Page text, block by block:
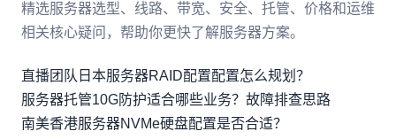
精选服务器选型、线路、带宽、安全、托管、价格和运维
相关核心疑问，帮助你更快了解服务器方案。
直播团队日本服务器RAID配置配置怎么规划？
服务器托管10G防护适合哪些业务？故障排查思路
南美香港服务器NVMe硬盘配置是否合适？